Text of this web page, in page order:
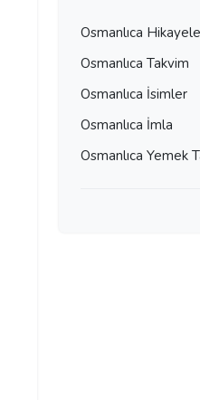
Osmanlıca
Osmanlıca Takvim
Osmanlıca İsimler
Osmanlıca İmla
Osmanlıca Yemek